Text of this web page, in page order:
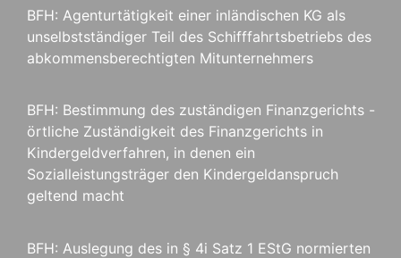
BFH: Agenturtätigkeit einer inländischen KG als
unselbstständiger Teil des Schifffahrtsbetriebs des
abkommensberechtigten Mitunternehmers
BFH: Bestimmung des zuständigen Finanzgerichts -
örtliche Zuständigkeit des Finanzgerichts in
Kindergeldverfahren, in denen ein
Sozialleistungsträger den Kindergeldanspruch
geltend macht
BFH: Auslegung des in § 4i Satz 1 EStG normierten